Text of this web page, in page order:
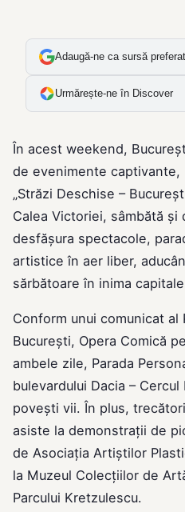
Adaugă-ne ca sursă
Urmărește-ne în Discover
În acest weekend,
de evenimente captivante,
„Străzi Deschise –
Calea Victoriei, sâmbătă și
desfășura spectacole,
artistice în aer liber,
sărbătoare în inima
Conform unui comunicat al
Bucureşti, Opera Comică
ambele zile, Parada
bulevardului Dacia –
povești vii. În plus,
asiste la demonstrații de
de Asociaţia Artiştilor
la Muzeul Colecţiilor de
Parcului Kretzulescu.